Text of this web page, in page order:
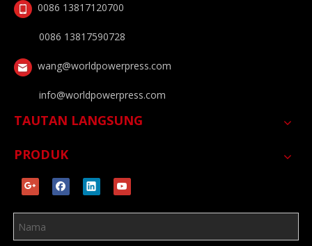
0086 13817120700
0086 13817590728
wang@worldpowerpress.com
info@worldpowerpress.com
TAUTAN LANGSUNG
PRODUK